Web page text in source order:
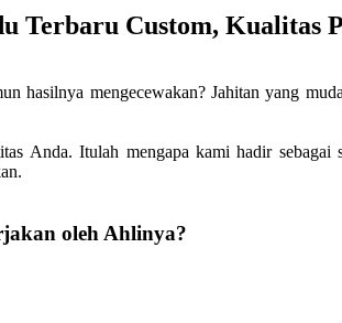
Terbaru Custom, Kualitas
hasilnya mengecewakan? Jahitan yang
Anda. Itulah mengapa kami hadir
oleh Ahlinya?